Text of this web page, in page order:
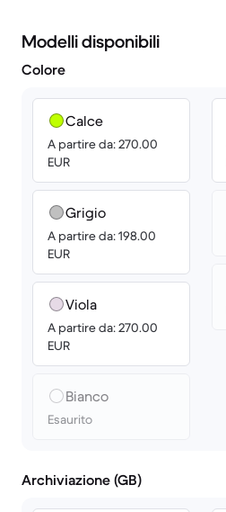
Modelli disponibili
Colore
Calce
A partire da: 270.00
EUR
Grigio
A partire da: 198.00
EUR
Viola
A partire da: 270.00
EUR
Bianco
Esaurito
Archiviazione (GB)